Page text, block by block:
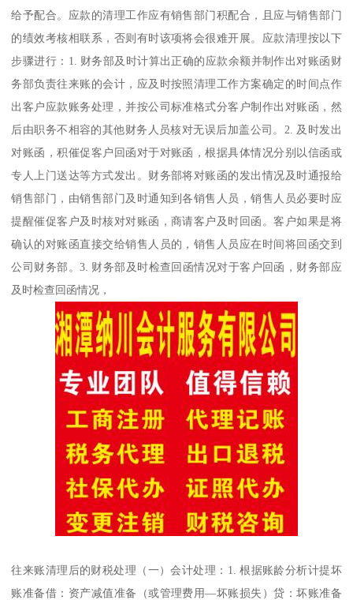
给予配合。应款的清理工作应有销售部门积配合，且应与销售部门
的绩效考核相联系，否则有时该项将会很难开展。应款清理按以下
步骤进行：1. 财务部及时计算出正确的应款余额并制作出对账函财
务部负责往来账的会计，应及时按照清理工作方案确定的时间点作
出客户应款账务处理，并按公司标准格式分客户制作出对账函，然
后由职务不相容的其他财务人员核对无误后加盖公司。2. 及时发出
对账函，积催促客户回函对于对账函，根据具体情况分别以信函或
专人上门送达等方式发出。财务部将对账函的发出情况及时通报给
销售部门，由销售部门及时通知到各销售人员，销售人员必要时应
提醒催促客户及时核对对账函，商请客户及时回函。客户如果是将
确认的对账函直接交给销售人员的，销售人员应在时间将回函交到
公司财务部。3. 财务部及时检查回函情况对于客户回函，财务部应
及时检查回函情况，
往来账清理后的财税处理（一）会计处理：1. 根据账龄分析计提坏
账准备借：资产减值准备（或管理费用—坏账损失）贷：坏账准备